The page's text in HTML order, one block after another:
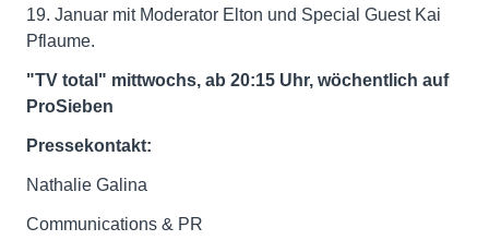
19. Januar mit Moderator Elton und Special Guest Kai
Pflaume.
"TV total" mittwochs, ab 20:15 Uhr, wöchentlich auf
ProSieben
Pressekontakt:
Nathalie Galina
Communications & PR